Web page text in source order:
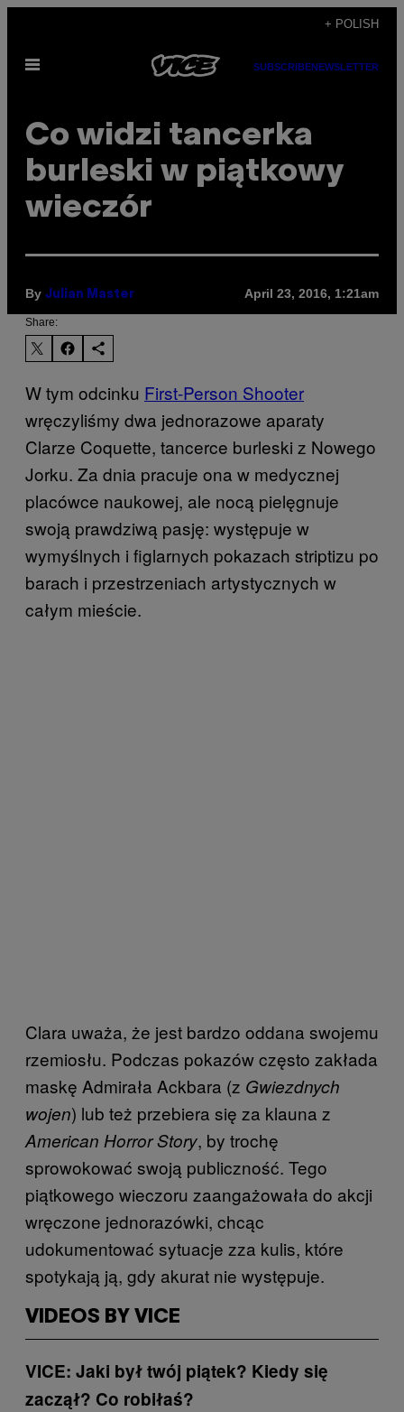
content
+ POLISH
Open
SUBSCRIBENEWSLETTER
​Co widzi tancerka
burleski w piątkowy
wieczór
By Julian Master April 23, 2016, 1:21am
Share:
W tym odcinku First-Person Shooter
wręczyliśmy dwa jednorazowe aparaty
Clarze Coquette, tancerce burleski z Nowego
Jorku. Za dnia pracuje ona w medycznej
placówce naukowej, ale nocą pielęgnuje
swoją prawdziwą pasję: występuje w
wymyślnych i figlarnych pokazach striptizu po
barach i przestrzeniach artystycznych w
całym mieście.
Clara uważa, że jest bardzo oddana swojemu
rzemiosłu. Podczas pokazów często zakłada
maskę Admirała Ackbara (z Gwiezdnych
wojen) lub też przebiera się za klauna z
American Horror Story, by trochę
sprowokować swoją publiczność. Tego
piątkowego wieczoru zaangażowała do akcji
wręczone jednorazówki, chcąc
udokumentować sytuacje zza kulis, które
spotykają ją, gdy akurat nie występuje.
VIDEOS BY VICE
VICE: Jaki był twój piątek? Kiedy się
zaczął? Co robiłaś?